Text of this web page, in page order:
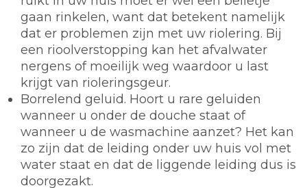
gaan rinkelen, want dat betekent namelijk
dat er problemen zijn met uw riolering. Bij
een rioolverstopping kan het afvalwater
nergens of moeilijk weg waardoor u last
krijgt van rioleringsgeur.
Borrelend geluid. Hoort u rare geluiden
wanneer u onder de douche staat of
wanneer u de wasmachine aanzet? Het kan
zo zijn dat de leiding onder uw huis vol met
water staat en dat de liggende leiding dus is
doorgezakt.